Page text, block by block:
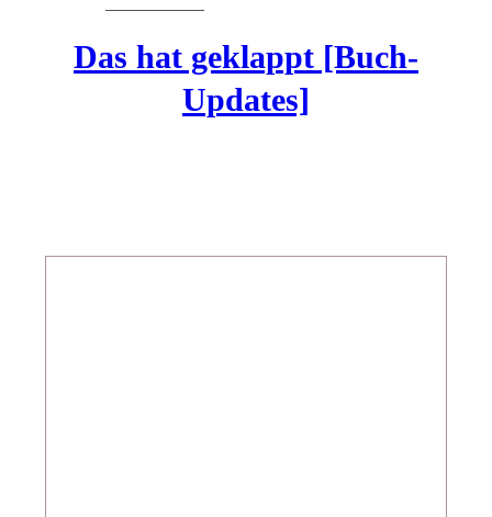
Das hat geklappt [Buch-
Updates]